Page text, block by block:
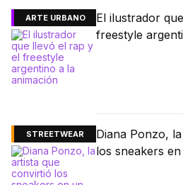
ARTE URBANO
El ilustrador
freestyle
STREETWEAR
Diana Ponzo,
los sneakers